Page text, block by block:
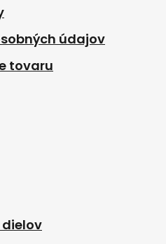
údajov
tovaru
dielov